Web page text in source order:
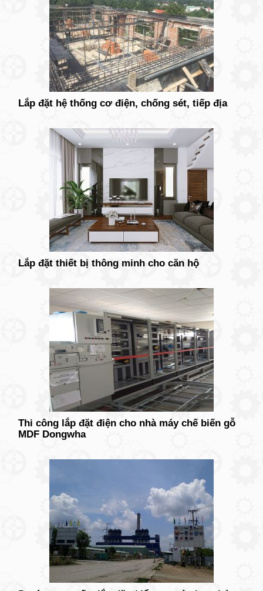
Lắp đặt hệ thống cơ điện, chống sét, tiếp địa
Lắp đặt thiết bị thông minh cho căn hộ
Thi công lắp đặt điện cho nhà máy chế biến gỗ
MDF Dongwha